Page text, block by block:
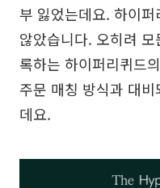
부 잃었는데요. 하이
않았습니다. 오히려
록하는 하이퍼리퀴드
주문 매칭 방식과 대
데요.